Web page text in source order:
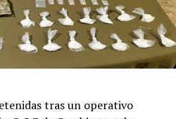
está en un estado de
señaló el fiscal Bustos.
herido durante el
balístico en el rostro,
tras un operativo